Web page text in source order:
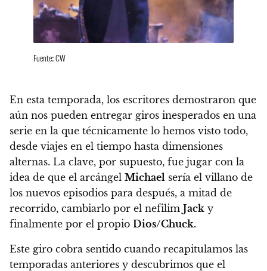
Fuente: CW
En esta temporada, los escritores demostraron que
aún nos pueden entregar giros inesperados en una
serie en la que técnicamente lo hemos visto todo,
desde viajes en el tiempo hasta dimensiones
alternas. La clave, por supuesto, fue jugar con la
idea de que el arcángel Michael sería el villano de
los nuevos episodios para después, a mitad de
recorrido, cambiarlo por el nefilim Jack y
finalmente por el propio Dios/Chuck.
Este giro cobra sentido cuando recapitulamos las
temporadas anteriores y descubrimos que el